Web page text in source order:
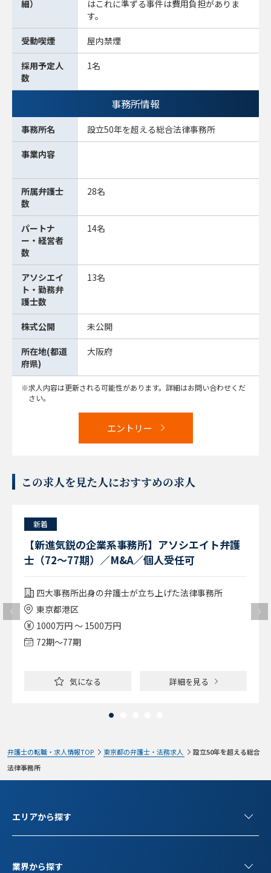
細）
はこれに準ずる事件は費用負担がありま
す。
受動喫煙 屋内禁煙
採用予定人
数
1名
事務所情報
事務所名 設立50年を超える総合法律事務所
事業内容
所属弁護士
数
28名
パートナ
ー・経営者
数
14名
アソシエイ
ト・勤務弁
護士数
13名
株式公開 未公開
所在地(都道
府県)
大阪府
求人内容は更新される可能性があります。詳細はお問い合わせくだ
さい。
エントリー
この求人を見た人におすすめの求人
新着
【新進気鋭の企業系事務所】アソシエイト弁護
士（72～77期）／M&A／個人受任可
四大事務所出身の弁護士が立ち上げた法律事務所
東京都港区
1000万円 ～ 1500万円
72期〜77期
気になる 詳細を見る
弁護士の転職・求人情報TOP 東京都の弁護士・法務求人
設立50年を超える総合
法律事務所
エリアから探す
業界から探す